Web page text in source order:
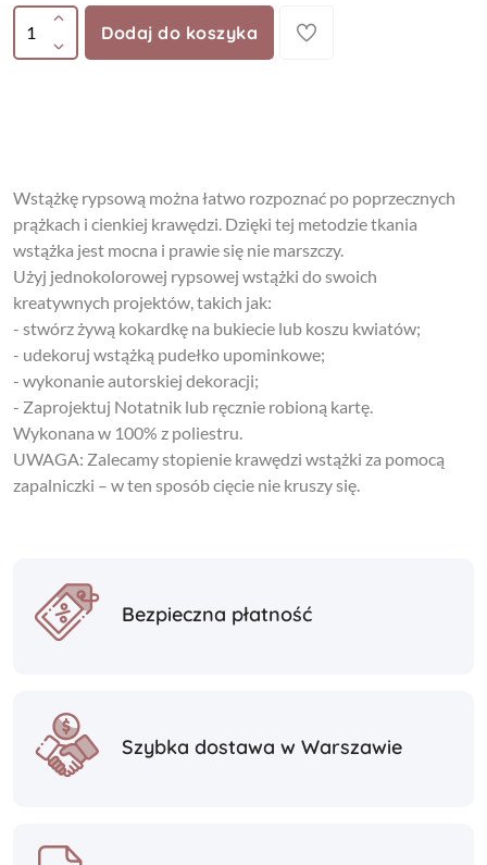
Dodaj do koszyka
Wstążkę rypsową można łatwo rozpoznać po poprzecznych
prążkach i cienkiej krawędzi. Dzięki tej metodzie tkania
wstążka jest mocna i prawie się nie marszczy.
Użyj jednokolorowej rypsowej wstążki do swoich
kreatywnych projektów, takich jak:
- stwórz żywą kokardkę na bukiecie lub koszu kwiatów;
- udekoruj wstążką pudełko upominkowe;
- wykonanie autorskiej dekoracji;
- Zaprojektuj Notatnik lub ręcznie robioną kartę.
Wykonana w 100% z poliestru.
UWAGA: Zalecamy stopienie krawędzi wstążki za pomocą
zapalniczki – w ten sposób cięcie nie kruszy się.
Bezpieczna płatność
Szybka dostawa w Warszawie